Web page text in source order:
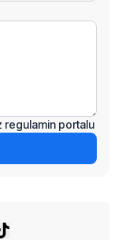
regulamin portalu